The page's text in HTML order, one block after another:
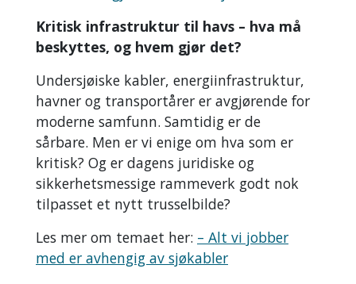
Kritisk infrastruktur til havs – hva må
beskyttes, og hvem gjør det?
Undersjøiske kabler, energiinfrastruktur,
havner og transportårer er avgjørende for
moderne samfunn. Samtidig er de
sårbare. Men er vi enige om hva som er
kritisk? Og er dagens juridiske og
sikkerhetsmessige rammeverk godt nok
tilpasset et nytt trusselbilde?
Les mer om temaet her: – Alt vi jobber
med er avhengig av sjøkabler